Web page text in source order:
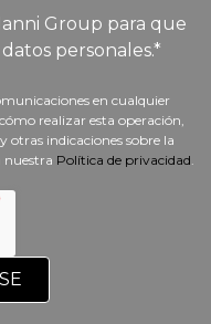
Group para que
personales.*
en cualquier
realizar esta operación,
otras indicaciones sobre la
nuestra Política de privacidad